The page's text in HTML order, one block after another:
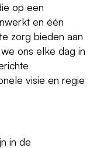
op een
en één
zorg bieden aan
ons elke dag in
visie en regie
in de